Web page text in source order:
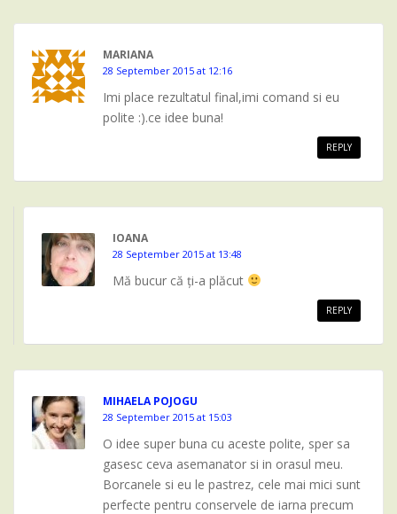
MARIANA
28 September 2015 at 12:16
Imi place rezultatul final,imi comand si eu
polite :).ce idee buna!
REPLY
IOANA
28 September 2015 at 13:48
Mă bucur că ți-a plăcut
REPLY
MIHAELA POJOGU
28 September 2015 at 15:03
O idee super buna cu aceste polite, sper sa
gasesc ceva asemanator si in orasul meu.
Borcanele si eu le pastrez, cele mai mici sunt
perfecte pentru conservele de iarna precum